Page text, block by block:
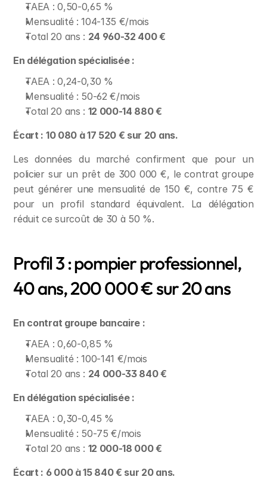
TAEA : 0,50-0,65 %
Mensualité : 104-135 €/mois
Total 20 ans : 24 960-32 400 €
En délégation spécialisée :
TAEA : 0,24-0,30 %
Mensualité : 50-62 €/mois
Total 20 ans : 12 000-14 880 €
Écart : 10 080 à 17 520 € sur 20 ans.
Les données du marché confirment que pour un
policier sur un prêt de 300 000 €, le contrat groupe
peut générer une mensualité de 150 €, contre 75 €
pour un profil standard équivalent. La délégation
réduit ce surcoût de 30 à 50 %.
Profil 3 : pompier professionnel,
40 ans, 200 000 € sur 20 ans
En contrat groupe bancaire :
TAEA : 0,60-0,85 %
Mensualité : 100-141 €/mois
Total 20 ans : 24 000-33 840 €
En délégation spécialisée :
TAEA : 0,30-0,45 %
Mensualité : 50-75 €/mois
Total 20 ans : 12 000-18 000 €
Écart : 6 000 à 15 840 € sur 20 ans.